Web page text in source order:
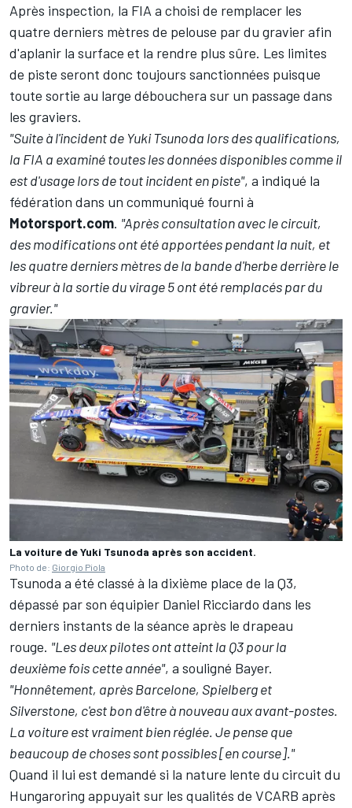
Après inspection, la FIA a choisi de remplacer les
quatre derniers mètres de pelouse par du gravier afin
d'aplanir la surface et la rendre plus sûre. Les limites
de piste seront donc toujours sanctionnées puisque
toute sortie au large débouchera sur un passage dans
les graviers.
"Suite à l'incident de Yuki Tsunoda lors des qualifications,
la FIA a examiné toutes les données disponibles comme il
est d'usage lors de tout incident en piste", a indiqué la
fédération dans un communiqué fourni à
Motorsport.com. "Après consultation avec le circuit,
des modifications ont été apportées pendant la nuit, et
les quatre derniers mètres de la bande d'herbe derrière le
vibreur à la sortie du virage 5 ont été remplacés par du
gravier."
La voiture de Yuki Tsunoda après son accident.
Photo de: Giorgio Piola
Tsunoda a été classé à la dixième place de la Q3,
dépassé par son équipier Daniel Ricciardo dans les
derniers instants de la séance après le drapeau
rouge. "Les deux pilotes ont atteint la Q3 pour la
deuxième fois cette année", a souligné Bayer.
"Honnêtement, après Barcelone, Spielberg et
Silverstone, c'est bon d'être à nouveau aux avant-postes.
La voiture est vraiment bien réglée. Je pense que
beaucoup de choses sont possibles [en course]."
Quand il lui est demandé si la nature lente du circuit du
Hungaroring appuyait sur les qualités de VCARB après